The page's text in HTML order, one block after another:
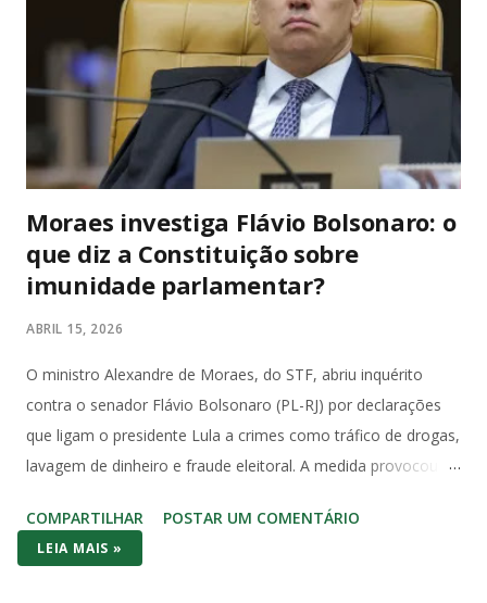
Moraes investiga Flávio Bolsonaro: o
que diz a Constituição sobre
imunidade parlamentar?
ABRIL 15, 2026
O ministro Alexandre de Moraes, do STF, abriu inquérito
contra o senador Flávio Bolsonaro (PL-RJ) por declarações
que ligam o presidente Lula a crimes como tráfico de drogas,
lavagem de dinheiro e fraude eleitoral. A medida provocou
violação direta à imunidade parlamentar prevista na
Constituição Federal de 1988. O Artigo 53 da Constituição é
COMPARTILHAR POSTAR UM COMENTÁRIO
LEIA MAIS »